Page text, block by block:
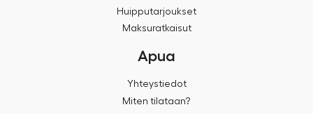
Huipputarjoukset
Maksuratkaisut
Apua
Yhteystiedot
Miten tilataan?